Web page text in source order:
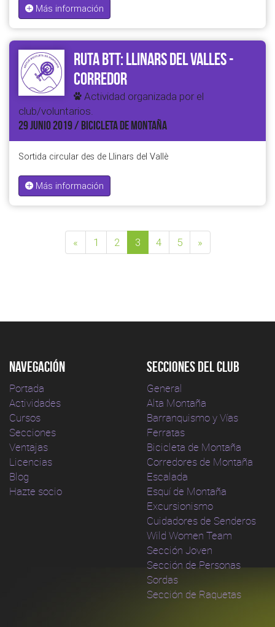
Más información
RUTA BTT: LLinars del Valles -
Corredor
Actividad organizada por el
club/voluntarios.
29 JUNIO 2019 / BICICLETA DE MONTAÑA
Sortida circular des de Llinars del Vallè
Más información
« 1 2 3 4 5 »
Navegación
Portada
Actividades
Cursos
Secciones
Ventajas
Licencias
Blog
Hazte socio
Secciones del club
General
Alta Montaña
Barranquismo y Vías
Ferratas
Bicicleta de Montaña
Corredores de Montaña
Escalada
Esquí de Montaña
Excursionismo
Cuidadores de Senderos
Wild Women Team
Sección Joven
Sección de Personas
Sordas
Sección de Raquetas